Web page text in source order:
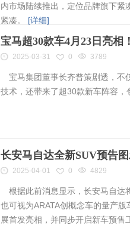
内市场陆续推出，定位品牌旗下紧
紧凑。 [详细]
宝马超30款车4月23日亮
2025-03-31 0 3789
宝马集团董事长齐普策剧透，不
技术，还带来了超30款新车阵容
长安马自达全新SUV预告
2025-04-01 0 4829
根据此前消息显示，长安马自达
也可视为ARATA创概念车的量产
展首发亮相，并同步开启新车预售